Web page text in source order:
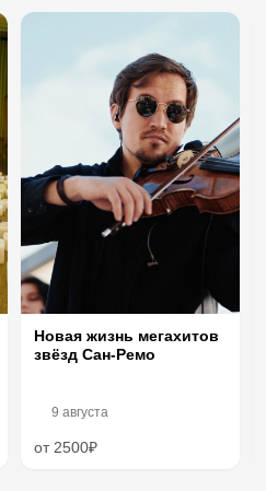
Новая жизнь мегахитов
звёзд Сан-Ремо
9 августа
от 2500₽